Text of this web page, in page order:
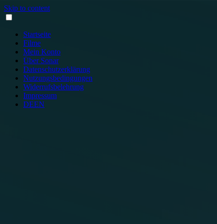
Skip to content
Startseite
Filme
Mein Konto
Über Sonar
Datenschutzerklärung
Nutzungsbedingungen
Widerrufsbelehrung
Impressum
DEEN